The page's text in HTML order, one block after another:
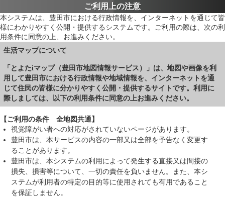
ご利用上の注意
本システムは、豊田市における行政情報を、インターネットを通じて皆
様にわかりやすく公開・提供するシステムです。ご利用の際は、次の利
用条件に同意の上、お進みください。
生活マップについて
「とよたiマップ（豊田市地図情報サービス）」は、地図や画像を利
用して豊田市における行政情報や地域情報を、インターネットを通
じて住民の皆様に分かりやすく公開・提供するサイトです。利用に
際しましては、以下の利用条件に同意の上お進みください。
【ご利用の条件 全地図共通】
視覚障がい者への対応がされていないページがあります。
豊田市は、本サービスの内容の一部又は全部を予告なく変更す
ることがあります。
豊田市は、本システムの利用によって発生する直接又は間接の
損失、損害等について、一切の責任を負いません。また、本シ
ステムが利用者の特定の目的等に使用されても有用であること
を保証しません。